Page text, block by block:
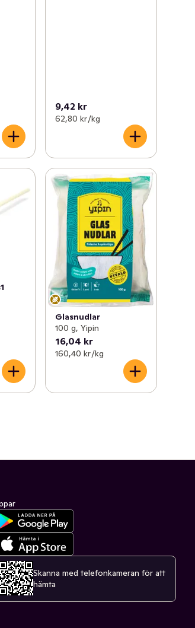
9,42 kr
62,80 kr /kg
Glasnudlar
100 g, Yipin
16,04 kr
160,40 kr /kg
Skanna med telefonkameran för att
hämta